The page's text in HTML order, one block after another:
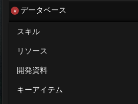
データベース
スキル
リソース
開発資料
キーアイテム